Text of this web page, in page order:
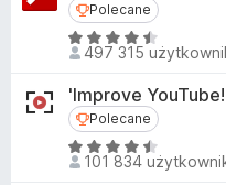
Polecane
Polecane
O
c
e
n
a
:
497 315
'Improve
Polecane
Polecane
O
c
101 834